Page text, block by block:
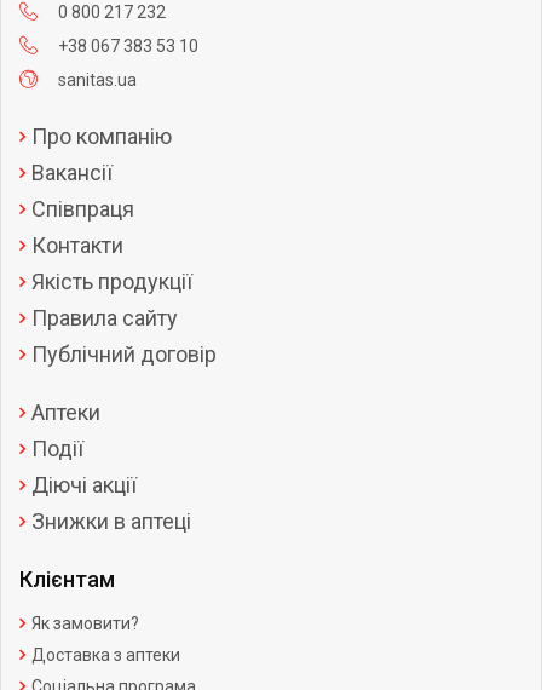
0 800 217 232
+38 067 383 53 10
sanitas.ua
Про компанію
Вакансії
Співпраця
Контакти
Якість продукції
Правила сайту
Публічний договір
Аптеки
Події
Діючі акції
Знижки в аптеці
Клієнтам
Як замовити?
Доставка з аптеки
Соціальна програма